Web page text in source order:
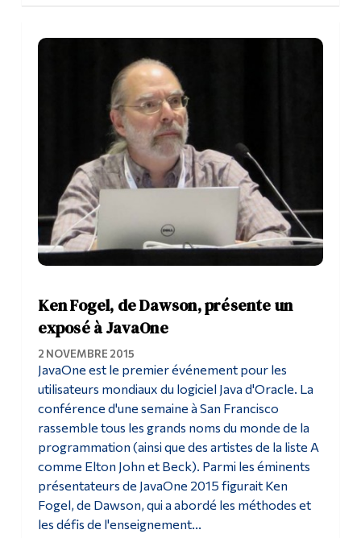
Ken Fogel, de Dawson, présente un
exposé à JavaOne
2 NOVEMBRE 2015
JavaOne est le premier événement pour les
utilisateurs mondiaux du logiciel Java d'Oracle. La
conférence d'une semaine à San Francisco
rassemble tous les grands noms du monde de la
programmation (ainsi que des artistes de la liste A
comme Elton John et Beck). Parmi les éminents
présentateurs de JavaOne 2015 figurait Ken
Fogel, de Dawson, qui a abordé les méthodes et
les défis de l'enseignement...